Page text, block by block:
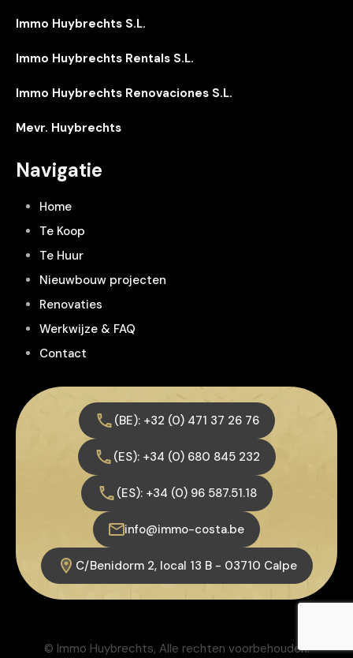
Immo Huybrechts S.L.
Immo Huybrechts Rentals S.L.
Immo Huybrechts Renovaciones S.L.
Mevr. Huybrechts
Navigatie
Home
Te Koop
Te Huur
Nieuwbouw projecten
Renovaties
Werkwijze & FAQ
Contact
(BE): +32 (0) 471 37 26 76
(ES): +34 (0) 680 845 232
(ES): +34 (0) 96 587.51.18
info@immo-costa.be
C/Benidorm 2, local 13 B - 03710 Calpe
© Immo Huybrechts, Alle rechten voorbehouden.